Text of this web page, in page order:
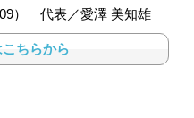
） 代表／愛澤 美知雄
ちらから